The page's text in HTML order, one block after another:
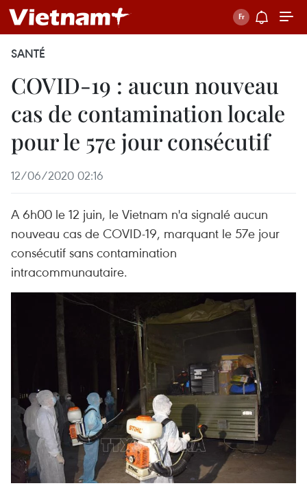
SANTÉ
COVID-19 : aucun nouveau
cas de contamination locale
pour le 57e jour consécutif
12/06/2020 02:16
A 6h00 le 12 juin, le Vietnam n'a signalé aucun
nouveau cas de COVID-19, marquant le 57e jour
consécutif sans contamination
intracommunautaire.